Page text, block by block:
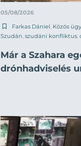
05/08/2026
Farkas Dániel Közös
Szudán szudáni konfliktus
Már a Szahara
drónhadviselés